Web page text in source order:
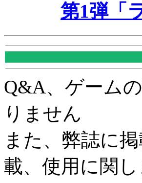
第1弾「
Q&A、ゲーム
りません
また、弊誌に
載、使用に関